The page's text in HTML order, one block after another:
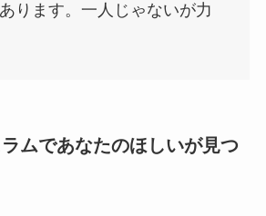
ります。一人じゃないが力
ムであなたのほしいが見つ